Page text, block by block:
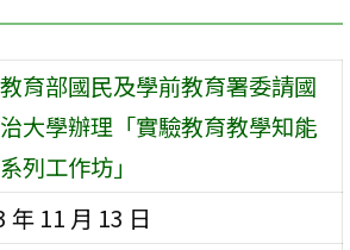
育部國民及學前教育署委請國
大學辦理「實驗教育教學知能
列工作坊」
年 11 月 13 日